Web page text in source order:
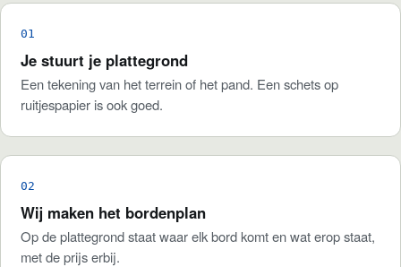
Je stuurt je plattegrond
Een tekening van het terrein of het pand. Een schets op
ruitjespapier is ook goed.
Wij maken het bordenplan
Op de plattegrond staat waar elk bord komt en wat erop staat,
met de prijs erbij.